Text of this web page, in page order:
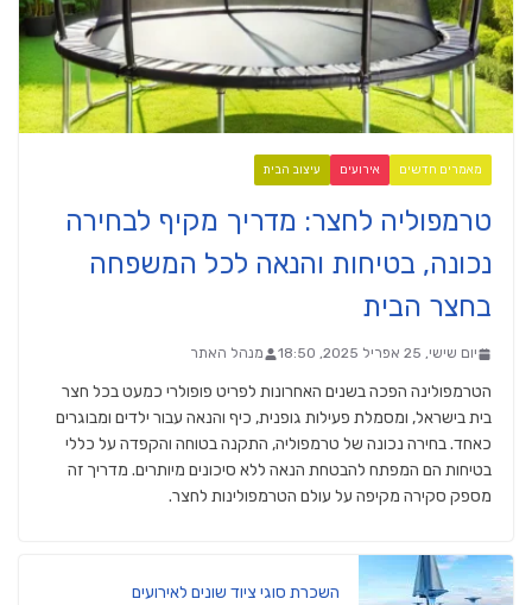
מאמרים חדשים אירועים עיצוב הבית
טרמפוליה לחצר: מדריך מקיף לבחירה
נכונה, בטיחות והנאה לכל המשפחה
בחצר הבית
יום שישי, 25 אפריל 2025, 18:50 מנהל האתר
הטרמפולינה הפכה בשנים האחרונות לפריט פופולרי כמעט בכל חצר
בית בישראל, ומסמלת פעילות גופנית, כיף והנאה עבור ילדים ומבוגרים
כאחד. בחירה נכונה של טרמפוליה, התקנה בטוחה והקפדה על כללי
בטיחות הם המפתח להבטחת הנאה ללא סיכונים מיותרים. מדריך זה
מספק סקירה מקיפה על עולם הטרמפולינות לחצר.
השכרת סוגי ציוד שונים לאירועים